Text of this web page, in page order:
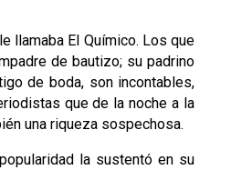
llamaba El Químico. Los que
de bautizo; su padrino
de boda, son incontables,
que de la noche a la
una riqueza sospechosa.
la sustentó en su